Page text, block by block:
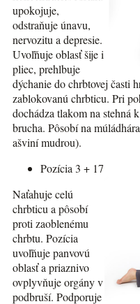
upokojuje,
odstraňuje únavu,
nervozitu a depresie.
Uvoľňuje oblasť šije i
pliec, prehlbuje
dýchanie do chrbtovej časti
zablokovanú chrbticu. Pri
dochádza tlakom na stehná
brucha. Pôsobí na
ašviní mudrou).
Pozícia 3 + 17
Naťahuje celú
chrbticu a pôsobí
proti zaoblenému
chrbtu. Pozícia
uvoľňuje panvovú
oblasť a priaznivo
ovplyvňuje orgány v
podbruší. Podporuje